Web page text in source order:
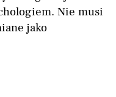
Nie musi
jako